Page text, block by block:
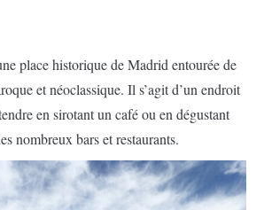
place historique de Madrid entourée de
et néoclassique. Il s’agit d’un endroit
en sirotant un café ou en dégustant
nombreux bars et restaurants.